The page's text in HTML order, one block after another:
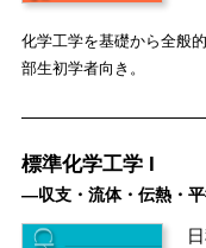
化学工学を基礎から全般
部生初学者向き。
標準化学工学 I
―収支・流体・伝熱・